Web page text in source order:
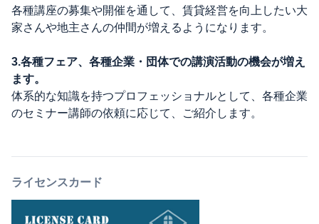
各種講座の募集や開催を通して、賃貸経営を向上したい大
家さんや地主さんの仲間が増えるようになります。
3.各種フェア、各種企業・団体での講演活動の機会が増え
ます。
体系的な知識を持つプロフェッショナルとして、各種企業
のセミナー講師の依頼に応じて、ご紹介します。
ライセンスカード